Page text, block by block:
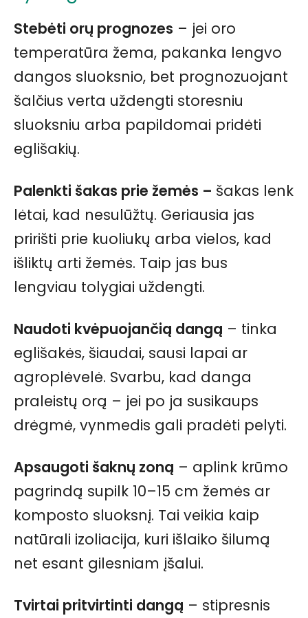
Stebėti orų prognozes – jei oro
temperatūra žema, pakanka lengvo
dangos sluoksnio, bet prognozuojant
šalčius verta uždengti storesniu
sluoksniu arba papildomai pridėti
eglišakių.
Palenkti šakas prie žemės – šakas lenk
lėtai, kad nesulūžtų. Geriausia jas
pririšti prie kuoliukų arba vielos, kad
išliktų arti žemės. Taip jas bus
lengviau tolygiai uždengti.
Naudoti kvėpuojančią dangą – tinka
eglišakės, šiaudai, sausi lapai ar
agroplėvelė. Svarbu, kad danga
praleistų orą – jei po ja susikaups
drėgmė, vynmedis gali pradėti pelyti.
Apsaugoti šaknų zoną – aplink krūmo
pagrindą supilk 10–15 cm žemės ar
komposto sluoksnį. Tai veikia kaip
natūrali izoliacija, kuri išlaiko šilumą
net esant gilesniam įšalui.
Tvirtai pritvirtinti dangą – stipresnis